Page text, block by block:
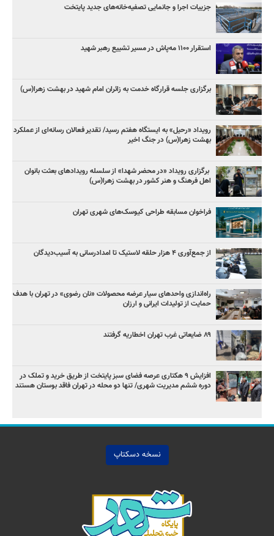
جزییات اجرا و جانمایی تصفیه‌خانه‌های جدید پایتخت
استقرار ۱۱۰۰ مه‌پاش در مسیر تشییع رهبر شهید
برگزاری جلسه قرارگاه خدمت به زائران امام شهید در بهشت زهرا(س)
رویداد «رحیل» به ایستگاه هفتم رسید/ تقدیر فعالان رسانه‌ای از عملکرد
بهشت زهرا(س) در جنگ اخیر
برگزاری رویداد «در محضر شهدا» از سلسله رویدادهای بعثت بانوان
اهل فرهنگ و هنر کشور در بهشت زهرا(س)
فراخوان مسابقه طراحی کیوسک‌های شهری تهران
از جمع‌آوری ۴ هزار حلقه لاستیک تا امدادرسانی به آسیب‌دیدگان
راه‌اندازی واحدهای سیار عرضه محصولات «نان رضوی» در تهران با هدف
حمایت از تولیدات ایرانی و ارزان
۸۹ ضایعاتی غرب تهران اخطاریه گرفتند
افزایش ۹ هکتاری عرصه فضای سبز پایتخت از طریق خرید و تملک در
دوره ششم مدیریت شهری/ تنها دو محله در تهران فاقد بوستان هستند
نسخه دسکتاپ